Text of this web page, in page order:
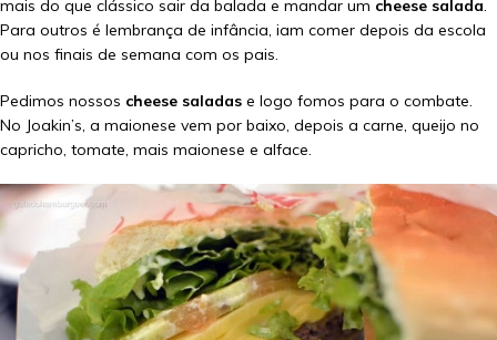
mais do que clássico sair da balada e mandar um cheese salada.
Para outros é lembrança de infância, iam comer depois da escola
ou nos finais de semana com os pais.
Pedimos nossos cheese saladas e logo fomos para o combate.
No Joakin’s, a maionese vem por baixo, depois a carne, queijo no
capricho, tomate, mais maionese e alface.